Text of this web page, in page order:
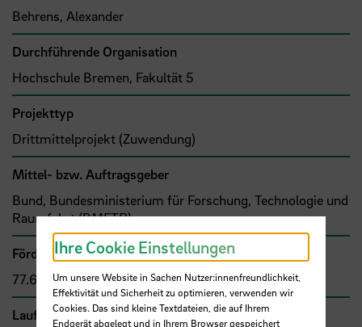
Behrens, Alexander
Durchführende Organisation
Hochschule Bremen, Fakultät 5
Projekttyp
Drittmittelprojekt (Zuwendung)
Mittel- bzw. Auftragsgeber
Bund, Bundesministerium für Forschung, Technologie und
Raumfahrt (BMFTR)
Förder- bzw. Auftragssumme
77.650,21 €
Laufzeit
Ihre Cookie Einstellungen
Um unsere Website in Sachen Nutzer:innenfreundlichkeit,
Effektivität und Sicherheit zu optimieren, verwenden wir
Cookies. Das sind kleine Textdateien, die auf Ihrem
Endgerät abgelegt und in Ihrem Browser gespeichert